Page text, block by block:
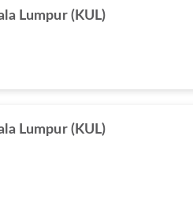
Lumpur (KUL)
Lumpur (KUL)